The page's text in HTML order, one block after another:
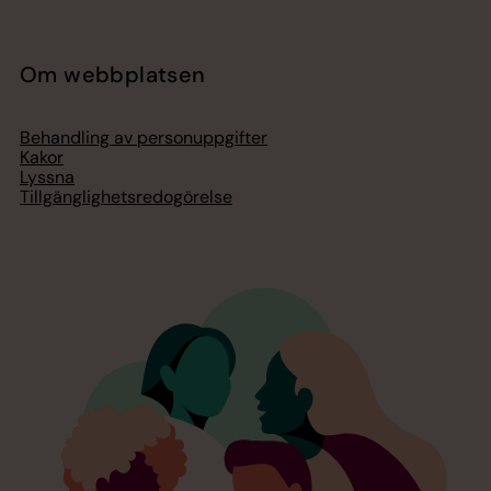
Om webbplatsen
Behandling av personuppgifter
Kakor
Lyssna
Tillgänglighetsredogörelse